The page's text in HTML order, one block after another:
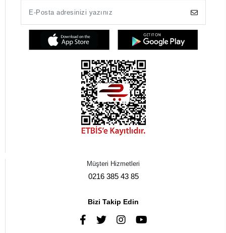
Müşteri Hizmetleri
0216 385 43 85
Bizi Takip Edin